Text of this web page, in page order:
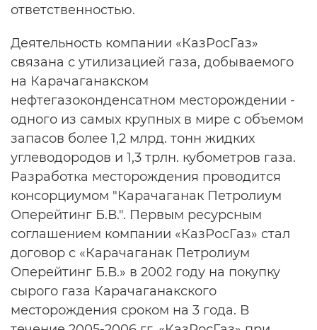
ответственностью.
Деятельность компании «КазРосГаз»
связана с утилизацией газа, добываемого
на Карачаганакском
нефтегазоконденсатном месторождении -
одного из самых крупных в мире с объемом
запасов более 1,2 млрд. тонн жидких
углеводородов и 1,3 трлн. кубометров газа.
Разработка месторождения проводится
консорциумом "Карачаганак Петролиум
Оперейтинг Б.В.". Первым ресурсным
соглашением компании «КазРосГаз» стал
договор с «Карачаганак Петролиум
Оперейтинг Б.В.» в 2002 году на покупку
сырого газа Карачаганакского
месторождения сроком на 3 года. В